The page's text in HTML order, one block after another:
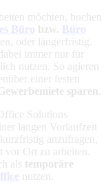
möchten, buchen
Büro bzw. Büro
oder längerfristig.
immer nur für
nutzen. So agieren
einer festen
sparen
Solutions
langen Vorlaufzeit
anzufragen,
Ort zu arbeiten.
als temporäre
nutzen.